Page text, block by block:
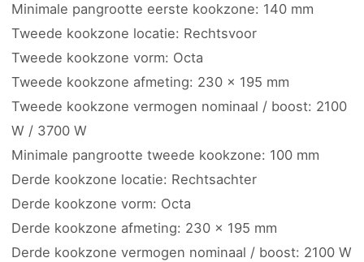
Minimale pangrootte eerste kookzone: 140 mm
Tweede kookzone locatie: Rechtsvoor
Tweede kookzone vorm: Octa
Tweede kookzone afmeting: 230 x 195 mm
Tweede kookzone vermogen nominaal / boost: 2100
W / 3700 W
Minimale pangrootte tweede kookzone: 100 mm
Derde kookzone locatie: Rechtsachter
Derde kookzone vorm: Octa
Derde kookzone afmeting: 230 x 195 mm
Derde kookzone vermogen nominaal / boost: 2100 W